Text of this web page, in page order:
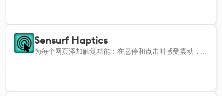
Sensurf Haptics
为每个网页添加触觉功能：在悬停和点击时感受震动，加快您的工作流程，提高工作效率。